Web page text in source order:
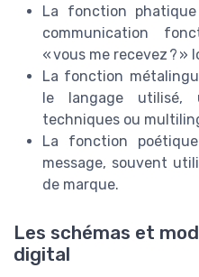
La fonction
communication
« vous me recevez ? »
La fonction
le langage utilisé,
techniques ou
La fonction
message, souvent
de marque.
Les schémas et
digital